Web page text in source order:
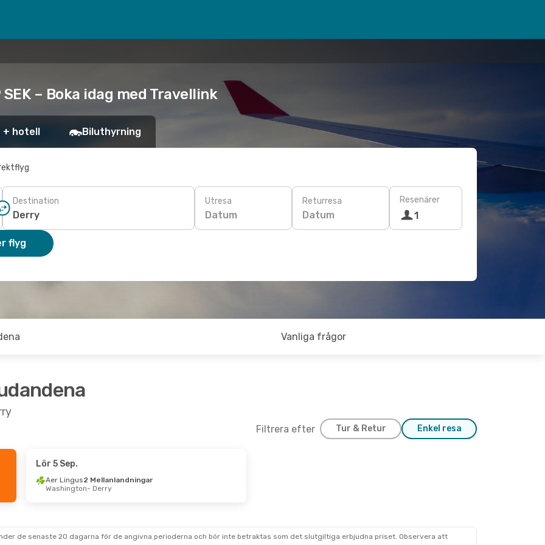
– Boka idag med Travellink
+ hotell Biluthyrning
Destination Utresa
Datum
Returresa
Datum
Resenärer
1
flyg
Vanliga frågor
Filtrera efter Tur & Retur Enkel resa
1 Mellanlandning
- Derry
Lör 5 Sep.
Aer Lingus2 Mellanlandningar
Washington- Derry
de senaste 20 dagarna för de angivna perioderna och bör inte betraktas som det slutgiltiga erbjudna priset. Observera att